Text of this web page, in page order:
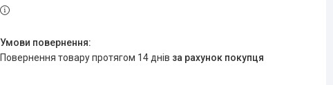
повернення товару протягом 14 днів за рахунок покупця